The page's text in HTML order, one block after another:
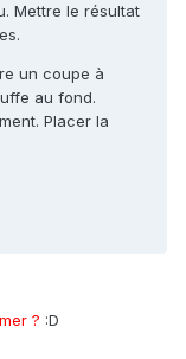
Mettre le résultat
un coupe à
au fond.
Placer la
? :D